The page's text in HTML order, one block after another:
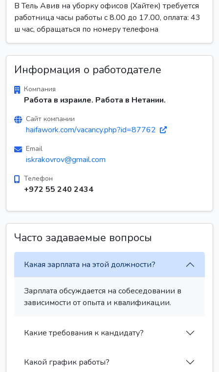
В Тель Авив на уборку офисов (Хайтек) требуется
работница часы работы с 8.00 до 17.00, оплата: 43
ш час, обращаться по номеру телефона
Информация о работодателе
Компания
Работа в израиле. Работа в Нетании.
Сайт компании
haifawork.com/vacancy.php?id=87762
Email
iskrakovrov@gmail.com
Телефон
+972 55 240 2434
Часто задаваемые вопросы
Какая зарплата на этой должности?
Зарплата обсуждается на собеседовании в
зависимости от опыта и квалификации.
Какие требования к кандидату?
Какой график работы?